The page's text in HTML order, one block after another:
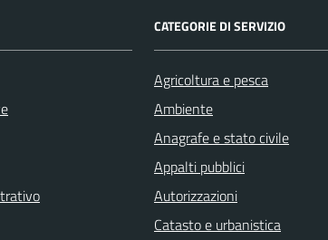
CATEGORIE DI SERVIZIO
Agricoltura e pesca
Ambiente
Anagrafe e stato civile
Appalti pubblici
Autorizzazioni
Catasto e urbanistica